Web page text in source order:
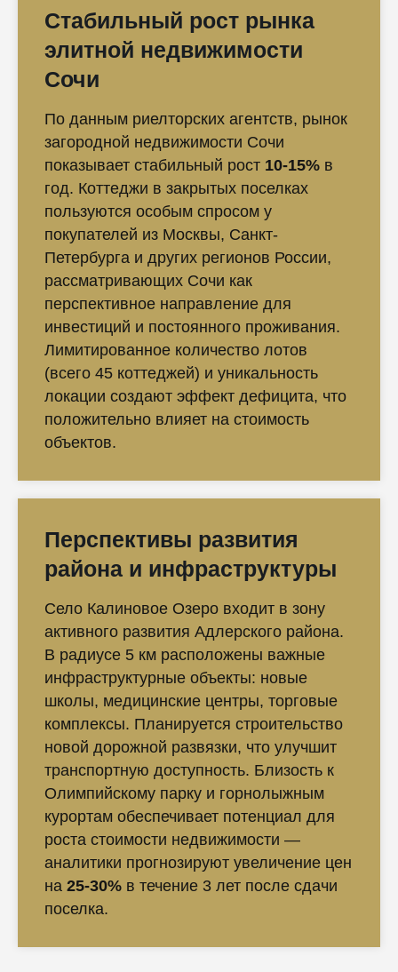
Стабильный рост рынка
элитной недвижимости
Сочи
По данным риелторских агентств, рынок
загородной недвижимости Сочи
показывает стабильный рост 10-15% в
год. Коттеджи в закрытых поселках
пользуются особым спросом у
покупателей из Москвы, Санкт-
Петербурга и других регионов России,
рассматривающих Сочи как
перспективное направление для
инвестиций и постоянного проживания.
Лимитированное количество лотов
(всего 45 коттеджей) и уникальность
локации создают эффект дефицита, что
положительно влияет на стоимость
объектов.
Перспективы развития
района и инфраструктуры
Село Калиновое Озеро входит в зону
активного развития Адлерского района.
В радиусе 5 км расположены важные
инфраструктурные объекты: новые
школы, медицинские центры, торговые
комплексы. Планируется строительство
новой дорожной развязки, что улучшит
транспортную доступность. Близость к
Олимпийскому парку и горнолыжным
курортам обеспечивает потенциал для
роста стоимости недвижимости —
аналитики прогнозируют увеличение цен
на 25-30% в течение 3 лет после сдачи
поселка.